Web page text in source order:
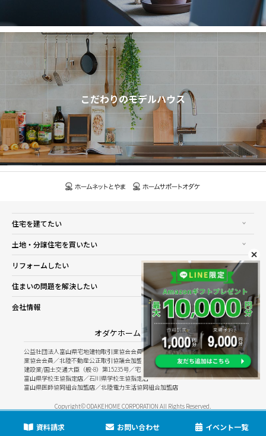
こだわりのモデルハウス
資料請求 お問い合わせ イベント一覧
住宅を建てたい
土地・分譲住宅を買いたい
リフォームしたい
住まいの問題を解決したい
会社情報
オダケホーム株式会社
公益社団法人富山県宅地建物取引業協会会員／公益社団法人石川県宅地建物取引
業協会会員／北陸不動産公正取引協議会加盟
建設業/国土交通大臣（般-8）第15235号／宅建業/国土交通大臣（8）第5025号
富山県学校生協指定店／石川県学校生協指定店
富山県医師協同組合加盟店／北陸電力生活協同組合加盟店
Copyright© ODAKEHOME CORPORATION All Rights Reserved.